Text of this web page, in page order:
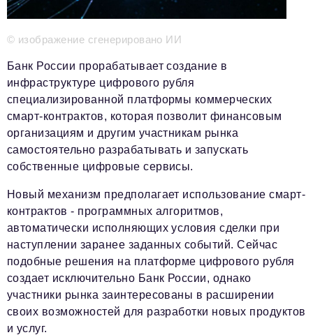
© изображение сгенерировано ИИ
Банк России прорабатывает создание в
инфраструктуре цифрового рубля
специализированной платформы коммерческих
смарт-контрактов, которая позволит финансовым
организациям и другим участникам рынка
самостоятельно разрабатывать и запускать
собственные цифровые сервисы.
Новый механизм предполагает использование смарт-
контрактов - программных алгоритмов,
автоматически исполняющих условия сделки при
наступлении заранее заданных событий. Сейчас
подобные решения на платформе цифрового рубля
создает исключительно Банк России, однако
участники рынка заинтересованы в расширении
своих возможностей для разработки новых продуктов
и услуг.